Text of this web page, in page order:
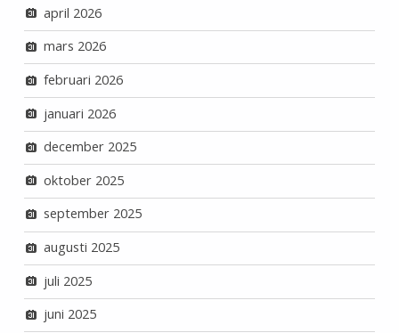
april 2026
mars 2026
februari 2026
januari 2026
december 2025
oktober 2025
september 2025
augusti 2025
juli 2025
juni 2025